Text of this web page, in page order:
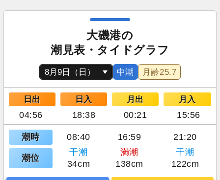
大磯港の
潮見表・タイドグラフ
中潮 月齢25.7
日出 日入 月出 月入
04:56 18:38 00:21 15:56
潮時 08:40 16:59 21:20
潮位
干潮 満潮
干潮
34cm
138cm 122cm